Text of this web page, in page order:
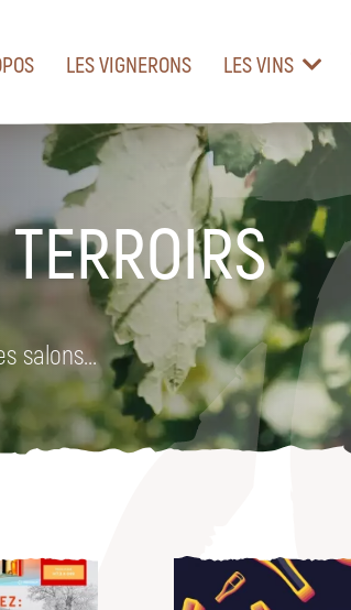
LES VIGNERONS LES VINS
salons...